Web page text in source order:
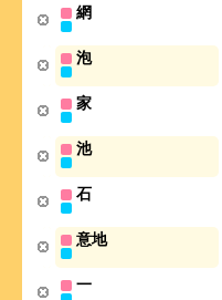
網
泡
家
池
石
意地
一